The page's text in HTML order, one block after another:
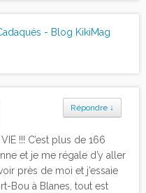
- Blog KikiMag
Répondre ↓
!!! C’est plus de 166
et je me régale d’y aller
près de moi et j’essaie
Bou à Blanes, tout est